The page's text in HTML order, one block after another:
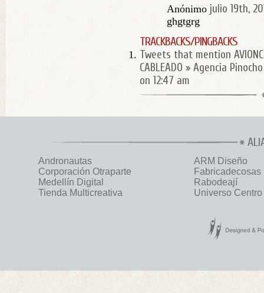
Anónimo julio 19th,
ghgtgrg
TRACKBACKS/PINGBACKS
Tweets that mention
CABLEADO » Agencia
on 12:47 am
Andronautas
ARM Diseño
Corporación Otraparte
Fabricadecosas
Medellín Digital
Rabodeají
Tienda Multicreativa
Universo Centro